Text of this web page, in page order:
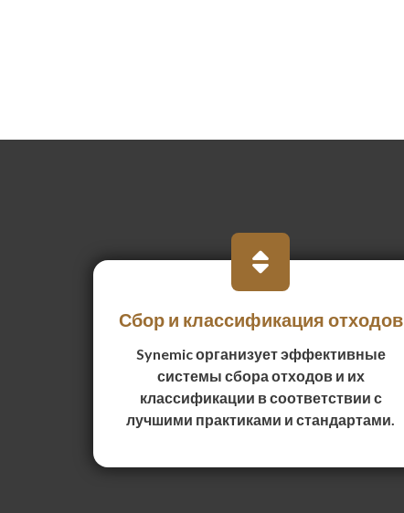
Сбор и классификация отходов
Synemic организует эффективные
системы сбора отходов и их
классификации в соответствии с
лучшими практиками и стандартами.